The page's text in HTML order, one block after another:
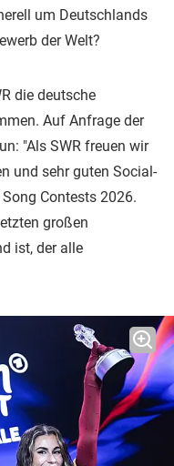
um Deutschlands
der Welt?
die deutsche
Auf Anfrage der
"Als SWR freuen wir
und sehr guten Social-
Contests 2026.
großen
ist, der alle